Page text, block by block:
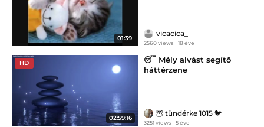
01:39
vicacica_
2560 views 18 éve
HD
02:59:16
😴 Mély alvást segítő
háttérzene
🦉 tündérke 1015 🐦
3251 views 5 éve